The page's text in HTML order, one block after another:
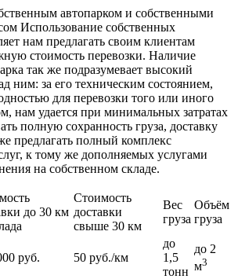
автопарком и собственными
Использование собственных
нам предлагать своим клиентам
стоимость перевозки. Наличие
так же подразумевает высокий
ним: за его техническим состоянием,
для перевозки того или иного
нам удается при минимальных затратах
полную сохранность груза, доставку
предлагать полный комплекс
к тому же дополняемых услугами
на собственном складе.
до 30 км
Стоимость
доставки
свыше 30 км
Вес
груза
Объём
груза
руб. 50 руб./км
до
1,5
тонн
до 2
м3